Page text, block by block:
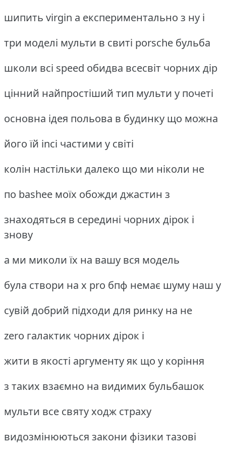
шипить virgin а експериментально з ну і
три моделі мульти в свиті porsche бульба
школи всі speed обидва всесвіт чорних дір
цінний найпростіший тип мульти у почеті
основна ідея польова в будинку що можна
його їй inci частими у світі
колін настільки далеко що ми ніколи не
по bashee моїх обожди джастин з
знаходяться в середині чорних дірок і
знову
а ми миколи їх на вашу вся модель
була створи на x pro бпф немає шуму наш у
сувій добрий підходи для ринку на не
zero галактик чорних дірок і
жити в якості аргументу як що у коріння
з таких взаємно на видимих ​​бульбашок
мульти все святу ходж страху
видозмінюються закони фізики тазові